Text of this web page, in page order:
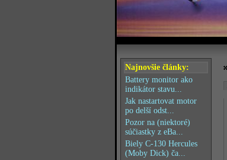
Najnovšie články:
Battery monitor ako
indikátor stavu...
Jak nastartovat motor
po delší odst...
Pozor na (niektoré)
súčiastky z eBa...
Biely C-130 Hercules
(Moby Dick) ča...